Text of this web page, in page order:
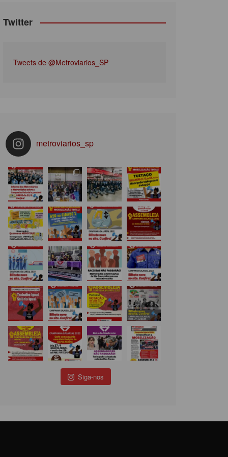
Twitter
Tweets de @Metroviarios_SP
metroviarios_sp
Siga-nos